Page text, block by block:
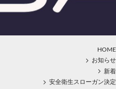
HOME
お知らせ
新着
安全衛生スローガン決定